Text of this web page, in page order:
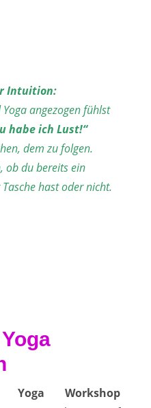
Intuition:
angezogen fühlst
habe ich Lust!“
dem zu folgen.
ob du bereits ein
hast oder nicht.
Yoga Workshop